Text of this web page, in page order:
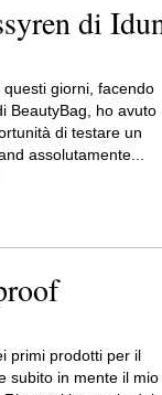
di
giorni, facendo
BeautyBag, ho avuto
di testare un
assolutamente...
primi prodotti per il
subito in mente il mio